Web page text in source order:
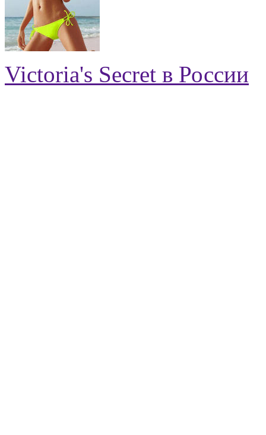
Victoria's Secret в России